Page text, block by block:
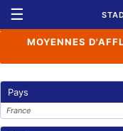
☰
MOYENNES
Pays
France